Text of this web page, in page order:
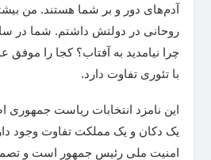
آدم‌های دور و بر شما هستند. من
روحانی در دولتش داشتم. شما در
چرا نیامدید به آفتاب؟ کجا را
با تئوری تفاوت دارد.
این نامزد انتخابات ریاست جمهوری
یک دکان و یک مملکت تفاوت وجود
امنیت ملی رئیس جمهور است و